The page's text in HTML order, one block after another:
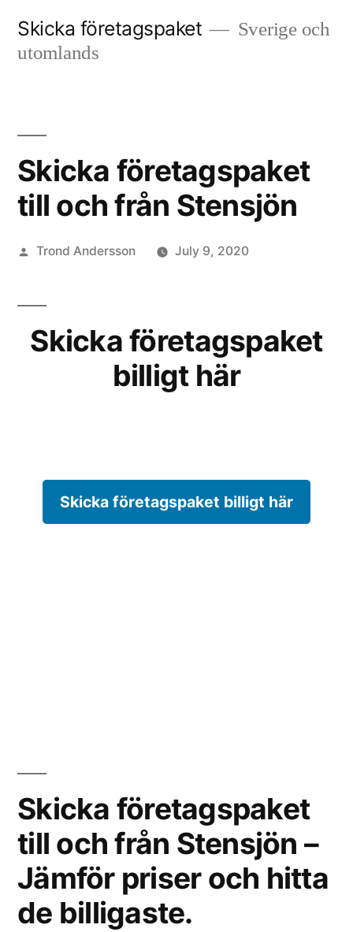
Skicka företagspaket
Sverige och
utomlands
Skicka företagspaket
till och från Stensjön
Posted
Trond Andersson July 9, 2020
Skicka företagspaket
billigt här
Skicka företagspaket billigt här
Skicka företagspaket
till och från Stensjön –
Jämför priser och hitta
de billigaste.